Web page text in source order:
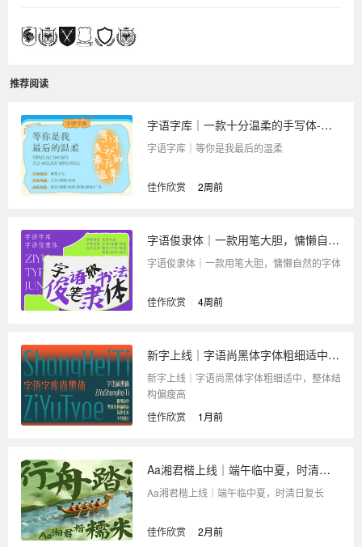
推荐阅读
字语字库｜一款十分温柔的手写体-等你是我最后的温柔
字语字库｜等你是我最后的温柔
佳作欣赏 2周前
字语俊隶体｜一款用笔大胆，慵懒自然的字体
字语俊隶体｜一款用笔大胆，慵懒自然的字体
佳作欣赏 4周前
新字上线｜字语尚黑体字体粗细适中，整体结构偏瘦高
新字上线｜字语尚黑体字体粗细适中，整体结
构偏瘦高
佳作欣赏
1月前
Aa湘君楷上线｜端午临中夏，时清日复长
Aa湘君楷上线｜端午临中夏，时清日复长
佳作欣赏 2月前